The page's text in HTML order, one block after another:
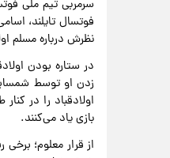
سرمربی تیم ملی
نظرش درباره مسلم
در ستاره بودن
زدن او توسط
اولادقباد را در
بازی یاد می‌کنند.
از قرار معلوم؛